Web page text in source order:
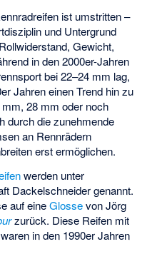
ist umstritten –
und Untergrund
Gewicht,
in den 2000er-Jahren
bei 22–24 mm lag,
Jahren einen Trend hin zu
28 mm oder noch
durch die zunehmende
an Rennrädern
erst ermöglichen.
werden unter
Dackelschneider genannt.
auf eineGlossevon Jörg
zurück. Diese Reifen mit
in den 1990er Jahren